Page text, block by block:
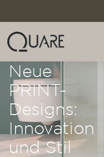
Neue
PRINT-
Designs:
Innovation
und Stil